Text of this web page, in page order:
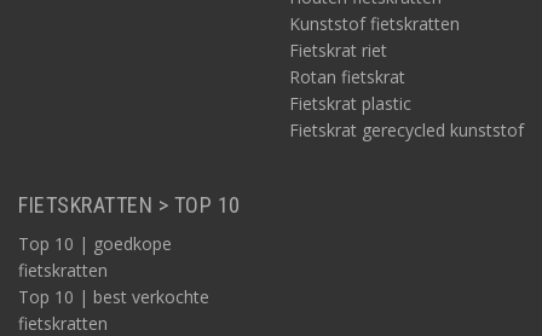
Kunststof fietskratten
Fietskrat riet
Rotan fietskrat
Fietskrat plastic
Fietskrat gerecycled kunststof
FIETSKRATTEN > TOP 10
Top 10 | goedkope
fietskratten
Top 10 | best verkochte
fietskratten